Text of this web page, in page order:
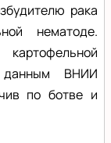
рака
нематоде.
данным ВНИИ
по ботве и